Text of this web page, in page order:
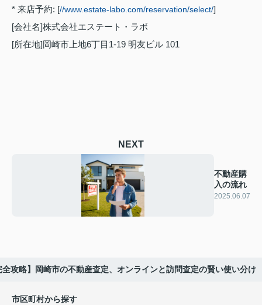
* 来店予約: [//www.estate-labo.com/reservation/select/]
[会社名]株式会社エステート・ラボ
[所在地]岡崎市上地6丁目1-19 明友ビル 101
NEXT
不動産購
入の流れ
2025.06.07
全攻略】岡崎市の不動産査定、オンラインと訪問査定の賢い使い分け
市区町村から探す